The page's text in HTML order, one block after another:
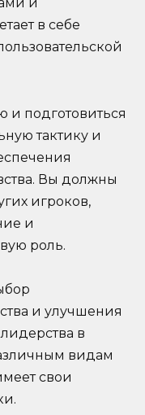
и
в себе
и подготовиться
тактику и
Вы должны
игроков,
и
роль.
и улучшения
в
видам
свои